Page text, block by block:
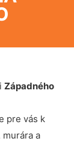
Západného
pre vás k
a